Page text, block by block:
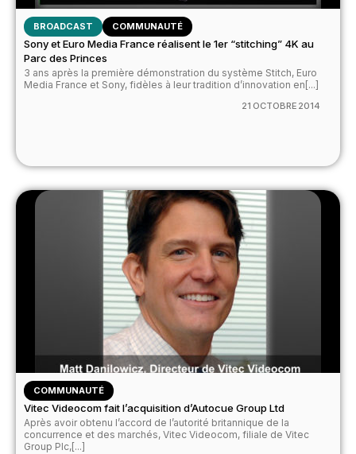
BROADCAST COMMUNAUTÉ
Sony et Euro Media France réalisent le 1er “stitching” 4K au
Parc des Princes
3 ans après la première démonstration du système Stitch, Euro
Media France et Sony, fidèles à leur tradition d’innovation en[...]
21 OCTOBRE 2014
COMMUNAUTÉ
Vitec Videocom fait l’acquisition d’Autocue Group Ltd
Après avoir obtenu l’accord de l’autorité britannique de la
concurrence et des marchés, Vitec Videocom, filiale de Vitec
Group Plc,[...]